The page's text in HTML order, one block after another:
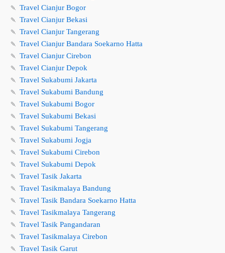
🍡 Travel Cianjur Bogor
🍡 Travel Cianjur Bekasi
🍡 Travel Cianjur Tangerang
🍡 Travel Cianjur Bandara Soekarno Hatta
🍡 Travel Cianjur Cirebon
🍡 Travel Cianjur Depok
🍡 Travel Sukabumi Jakarta
🍡 Travel Sukabumi Bandung
🍡 Travel Sukabumi Bogor
🍡 Travel Sukabumi Bekasi
🍡 Travel Sukabumi Tangerang
🍡 Travel Sukabumi Jogja
🍡 Travel Sukabumi Cirebon
🍡 Travel Sukabumi Depok
🍡 Travel Tasik Jakarta
🍡 Travel Tasikmalaya Bandung
🍡 Travel Tasik Bandara Soekarno Hatta
🍡 Travel Tasikmalaya Tangerang
🍡 Travel Tasik Pangandaran
🍡 Travel Tasikmalaya Cirebon
🍡 Travel Tasik Garut